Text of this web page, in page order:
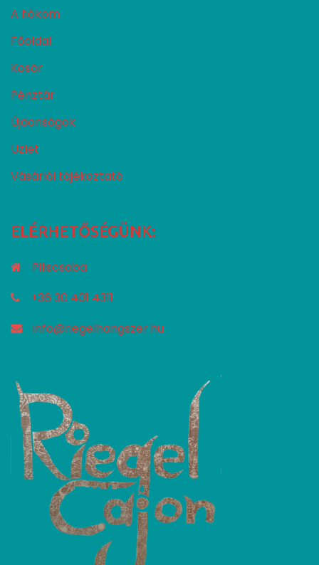
A fiókom
Főoldal
Kosár
Pénztár
Újdonságok
Üzlet
Vásárlói tájékoztató
ELÉRHETŐSÉGÜNK:
Piliscsaba
+36 30 401 4311
info@riegelhangszer.hu